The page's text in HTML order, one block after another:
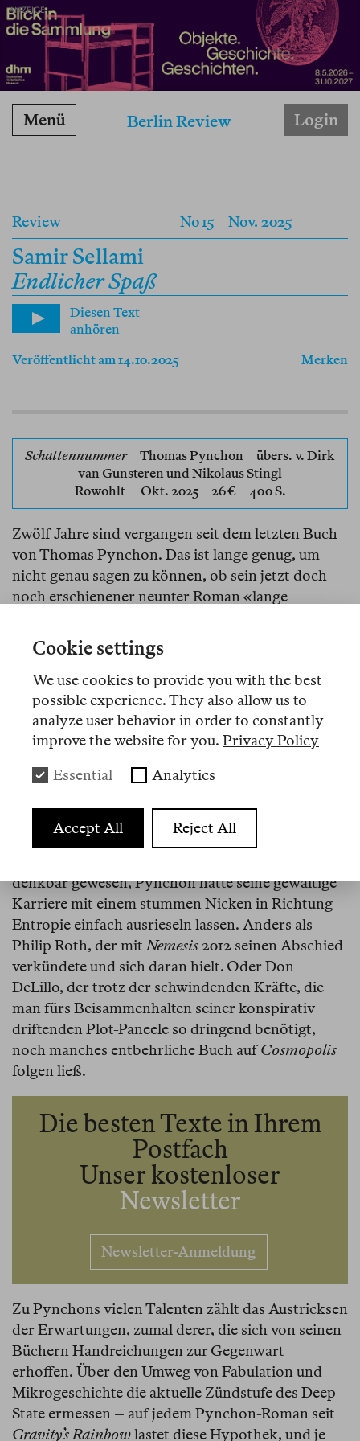
ANZEIGE
Berlin Review
Menü Login
Review No 15 Nov. 2025
Samir Sellami
Endlicher Spaß
Diesen Text
anhören
Veröffentlicht am 14.10.2025
Merken
Schattennummer Thomas Pynchon
übers. v. Dirk
van Gunsteren und Nikolaus Stingl
Rowohlt
Okt. 2025 26 € 400 S.
Zwölf Jahre sind vergangen seit dem letzten Buch
von Thomas Pynchon. Das ist lange genug, um
nicht genau sagen zu können, ob sein jetzt doch
noch erschienener neunter Roman «lange
wenn es um Bestseller, Celebrities oder Nobel-
Aspirantinnen geht. Im Fall des inzwischen 88-
jährigen Autors, der den dynamitumwobenen
Award wohl nicht mehr erhalten, geschweige denn
in personaentgegennehmen wird, ist es
womöglich so: von seiner Gefolgschaft lange
erwartet, von allen anderen eher nicht.
Chatsyndikate und das ritterlich umkämpfte
Pynchon-Wiki
rhizomatisch vernetzten
denkbar gewesen, Pynchon hätte seine gewaltige
Karriere mit einem stummen Nicken in Richtung
Entropie einfach ausrieseln lassen. Anders als
Philip Roth, der mitNemesis2012 seinen Abschied
verkündete und sich daran hielt. Oder Don
DeLillo, der trotz der schwindenden Kräfte, die
man fürs Beisammenhalten seiner konspirativ
driftenden Plot-Paneele so dringend benötigt,
noch manches entbehrliche Buch aufCosmopolis
folgen ließ.
Die besten Texte in Ihrem
Postfach
Unser kostenloser
Newsletter
Newsletter-Anmeldung
Zu Pynchons vielen Talenten zählt das Austricksen
der Erwartungen, zumal derer, die sich von seinen
Büchern Handreichungen zur Gegenwart
erhoffen. Über den Umweg von Fabulation und
Mikrogeschichte die aktuelle Zündstufe des Deep
State ermessen – auf jedem Pynchon-Roman seit
Gravity’s Rainbowlastet diese Hypothek, und je
Cookie settings
We use cookies to provide you with the best
possible experience. They also allow us to
analyze user behavior in order to constantly
improve the website for you. Privacy Policy
Essential Analytics
Accept All Reject All